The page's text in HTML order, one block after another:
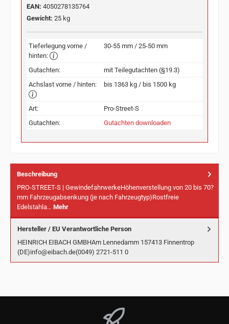
EAN: 4050278135764
Gewicht: 25 kg
Tieferlegung vorne /
hinten:
30-55 mm / 25-50 mm
Gutachten:
mit Teilegutachten (§19.3)
Achslast vorne / hinten:
bis 1363 kg / bis 1500 kg
Art:
Pro-Street-S
Gutachten:
Gutachten downloaden
Beschreibung
PRO-STREET-S | GewindefahrwerkeHöhenverstellung von 20 bis 70?
mm Fahrzeugabsenkung (je nach Fahrzeugtyp)Rostfreie
Edelstahla… Mehr
Hersteller / EU Verantwortliche Person
HEINRICH EIBACH GMBHAm Lennedamm 157413 Finnentrop
(DE)info@eibach.de(0049) 2721-511 0